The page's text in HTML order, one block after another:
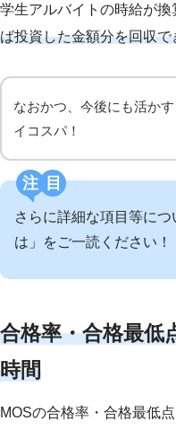
学生アルバイトの時給が換
ば投資した金額分を回収で
なおかつ、今後にも活か
イコスパ！
注目
さらに詳細な項目等につ
は」をご一読ください！
合格率・合格最低
時間
MOSの合格率・合格最低